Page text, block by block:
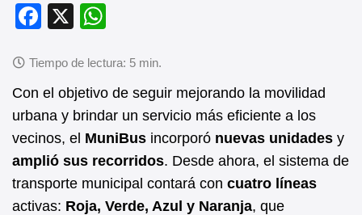
F
c
e
b
o
o
k
X
at
s
A
p
p
Con el objetivo de seguir mejorando la movilidad
urbana y brindar un servicio más eficiente a los
vecinos, el MuniBus incorporó nuevas unidades y
amplió sus recorridos. Desde ahora, el sistema de
transporte municipal contará con cuatro líneas
activas: Roja, Verde, Azul y Naranja, que